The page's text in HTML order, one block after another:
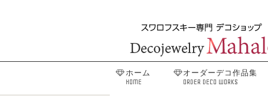
ホーム
HOME
オーダーデコ作品集
ORDER DECO WORKS